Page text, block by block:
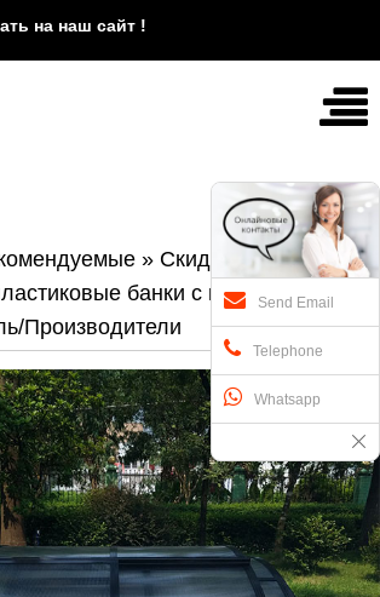
на наш сайт !
» Скидка-
банки с крышкой-
Производители
Send Email
Telephone
Whatsapp